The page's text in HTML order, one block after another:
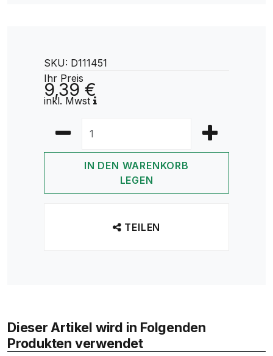
SKU: D111451
Ihr Preis
9,39 €
inkl. Mwst
IN DEN WARENKORB
LEGEN
TEILEN
Dieser Artikel wird in Folgenden
Produkten verwendet